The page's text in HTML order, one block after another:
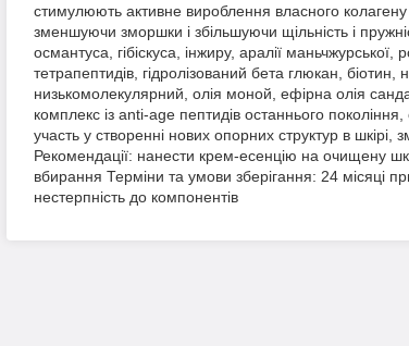
стимулюють активне вироблення власного колагену
зменшуючи зморшки і збільшуючи щільність і
османтуса, гібіскуса, інжиру, аралії
тетрапептидів, гідролізований бета глюкан,
низькомолекулярний, олія моной, ефірна олія
комплекс із anti-age пептидів останнього
участь у створенні нових опорних структур в
Рекомендації: нанести крем-есенцію на очищену
вбирання Терміни та умови зберігання: 24 місяці
нестерпність до компонентів